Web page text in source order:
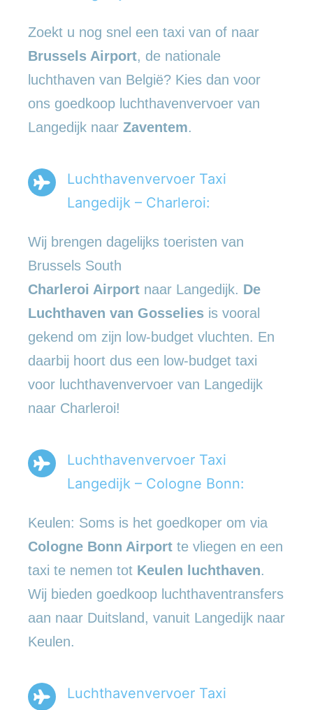
Zoekt u nog snel een taxi van of naar
Brussels Airport, de nationale
luchthaven van België? Kies dan voor
ons goedkoop luchthavenvervoer van
Langedijk naar Zaventem.
Luchthavenvervoer Taxi
Langedijk – Charleroi:
Wij brengen dagelijks toeristen van
Brussels South
Charleroi Airport naar Langedijk. De
Luchthaven van Gosselies is vooral
gekend om zijn low-budget vluchten. En
daarbij hoort dus een low-budget taxi
voor luchthavenvervoer van Langedijk
naar Charleroi!
Luchthavenvervoer Taxi
Langedijk – Cologne Bonn:
Keulen: Soms is het goedkoper om via
Cologne Bonn Airport te vliegen en een
taxi te nemen tot Keulen luchthaven.
Wij bieden goedkoop luchthaventransfers
aan naar Duitsland, vanuit Langedijk naar
Keulen.
Luchthavenvervoer Taxi